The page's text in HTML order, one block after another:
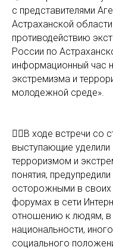
с представителями
Астраханской
противодействию
России по
информационный час
экстремизма и
молодежной среде».
👮‍♀️В ходе встречи со
выступающие
терроризмом и
понятия,
осторожными в своих
форумах в сети
отношению к людям, в
национальности,
социального